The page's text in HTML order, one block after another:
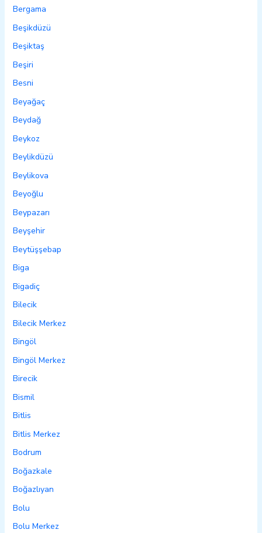
Bergama
Beşikdüzü
Beşiktaş
Beşiri
Besni
Beyağaç
Beydağ
Beykoz
Beylikdüzü
Beylikova
Beyoğlu
Beypazarı
Beyşehir
Beytüşşebap
Biga
Bigadiç
Bilecik
Bilecik Merkez
Bingöl
Bingöl Merkez
Birecik
Bismil
Bitlis
Bitlis Merkez
Bodrum
Boğazkale
Boğazlıyan
Bolu
Bolu Merkez